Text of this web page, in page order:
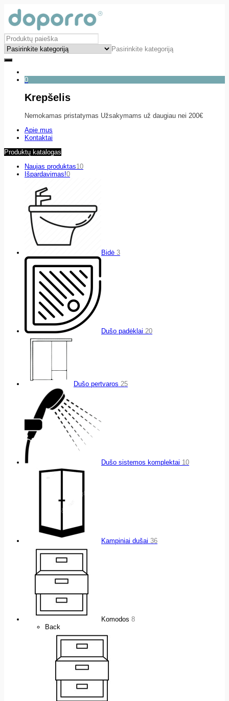
Pasirinkite kategoriją
0
Krepšelis
Nemokamas pristatymas Užsakymams už daugiau nei 200€
Apie mus
Kontaktai
Produktų katalogas
Naujas produktas10
Išpardavimas!0
Bidė 3
Dušo padėklai 20
Dušo pertvaros 25
Dušo sistemos komplektai 10
Kampiniai dušai 36
Komodos 8
Back